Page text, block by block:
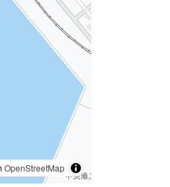
OpenStreetMap